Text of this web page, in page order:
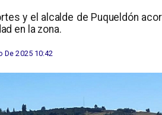
y el alcalde de Puqueldón
en la zona.
De 2025 10:42